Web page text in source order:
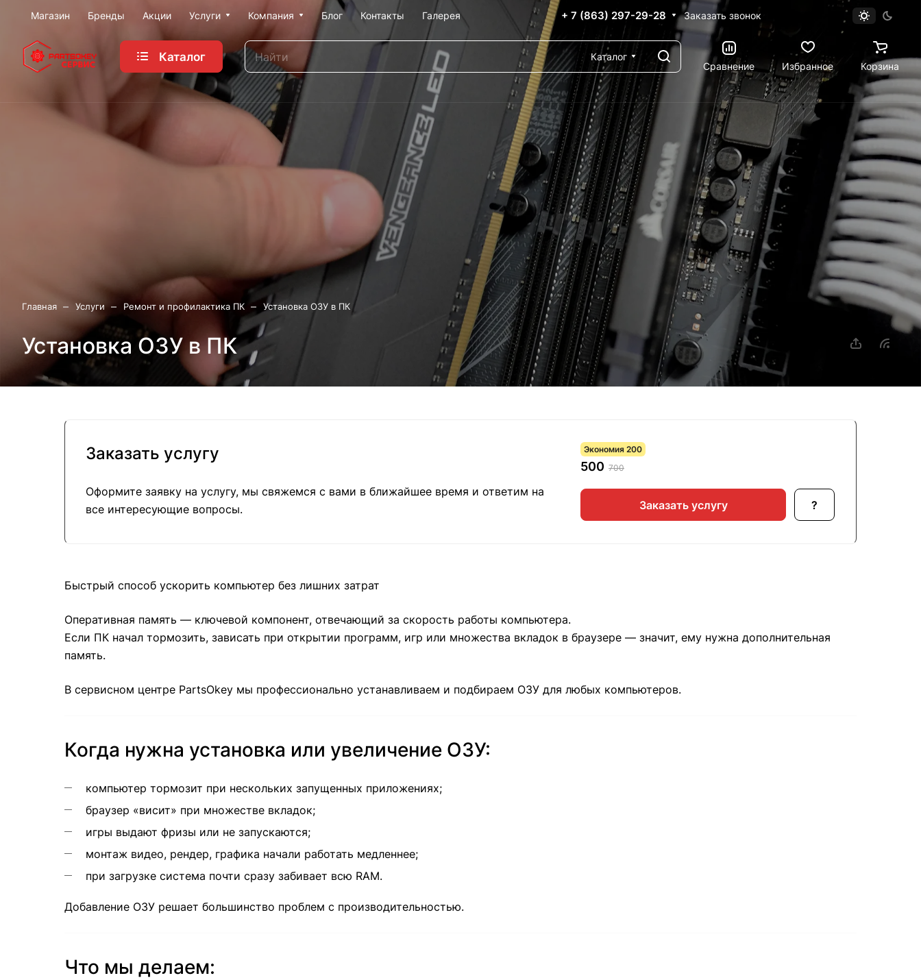
Магазин Бренды Акции Услуги Компания Блог Контакты Галерея + 7 (863) 297-29-28 Заказать звонок
Каталог
Каталог
Сравнение
Избранное Корзина
Главная – Услуги – Ремонт и профилактика ПК – Установка ОЗУ в ПК
Установка ОЗУ в ПК
Заказать услугу
Оформите заявку на услугу, мы свяжемся с вами в ближайшее время и ответим на
все интересующие вопросы.
Экономия 200
500 700
Заказать услугу ?
Быстрый способ ускорить компьютер без лишних затрат
Оперативная память — ключевой компонент, отвечающий за скорость работы компьютера.
Если ПК начал тормозить, зависать при открытии программ, игр или множества вкладок в браузере — значит, ему нужна дополнительная
память.
В сервисном центре PartsOkey мы профессионально устанавливаем и подбираем ОЗУ для любых компьютеров.
Когда нужна установка или увеличение ОЗУ:
компьютер тормозит при нескольких запущенных приложениях;
браузер «висит» при множестве вкладок;
игры выдают фризы или не запускаются;
монтаж видео, рендер, графика начали работать медленнее;
при загрузке система почти сразу забивает всю RAM.
Добавление ОЗУ решает большинство проблем с производительностью.
Что мы делаем: